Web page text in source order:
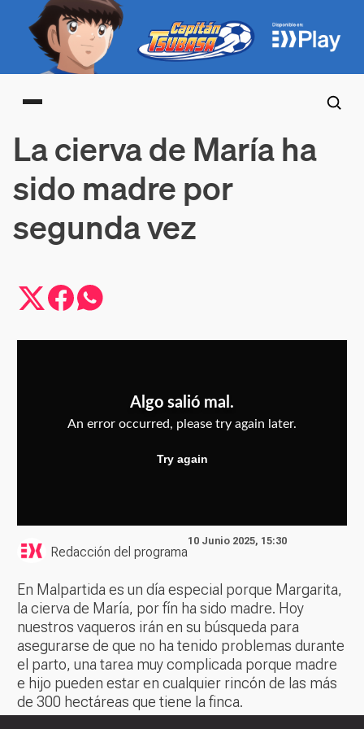
Main menu
La cierva de María ha
sido madre por
segunda vez
Redacción del programa
10 Junio 2025, 15:30
En Malpartida es un día especial porque Margarita,
la cierva de María, por fín ha sido madre. Hoy
nuestros vaqueros irán en su búsqueda para
asegurarse de que no ha tenido problemas durante
el parto, una tarea muy complicada porque madre
e hijo pueden estar en cualquier rincón de las más
de 300 hectáreas que tiene la finca.